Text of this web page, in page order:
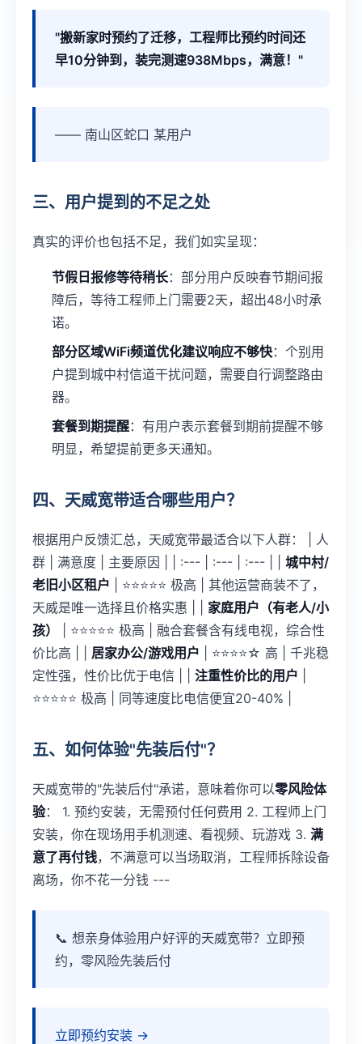
"搬新家时预约了迁移，工程师比预约时间还
早10分钟到，装完测速938Mbps，满意！"
—— 南山区蛇口 某用户
三、用户提到的不足之处
真实的评价也包括不足，我们如实呈现：
节假日报修等待稍长：部分用户反映春节期间报
障后，等待工程师上门需要2天，超出48小时承
诺。
部分区域WiFi频道优化建议响应不够快：个别用
户提到城中村信道干扰问题，需要自行调整路由
器。
套餐到期提醒：有用户表示套餐到期前提醒不够
明显，希望提前更多天通知。
四、天威宽带适合哪些用户？
根据用户反馈汇总，天威宽带最适合以下人群： | 人
群 | 满意度 | 主要原因 | | :--- | :--- | :--- | | 城中村/
老旧小区租户 | ⭐⭐⭐⭐⭐ 极高 | 其他运营商装不了，
天威是唯一选择且价格实惠 | | 家庭用户（有老人/小
孩）
| ⭐⭐⭐⭐⭐ 极高 | 融合套餐含有线电视，综合性
价比高 | | 居家办公/游戏用户 | ⭐⭐⭐⭐☆ 高 | 千兆稳
定性强，性价比优于电信 | | 注重性价比的用户
⭐⭐⭐⭐⭐ 极高 | 同等速度比电信便宜20-40% |
五、如何体验"先装后付"？
天威宽带的"先装后付"承诺，意味着你可以零风险体
验： 1. 预约安装，无需预付任何费用 2. 工程师上门
安装，你在现场用手机测速、看视频、玩游戏 3. 满
意了再付钱，不满意可以当场取消，工程师拆除设备
离场，你不花一分钱 ---
📞 想亲身体验用户好评的天威宽带？立即预
约，零风险先装后付
立即预约安装 →